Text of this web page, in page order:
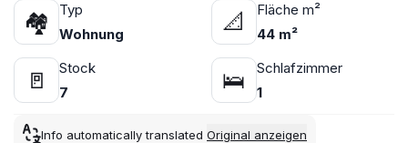
🏘
Typ
Wohnung
📐
Fläche m²
44 m²
🚪
Stock
7
🛌
Schlafzimmer
1
Info automatically translated Original anzeigen